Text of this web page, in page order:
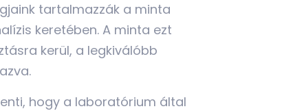
tartalmazzák a minta
keretében. A minta ezt
kerül, a legkiválóbb
hogy a laboratórium által